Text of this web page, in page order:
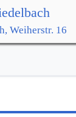
Weiherstr. 16